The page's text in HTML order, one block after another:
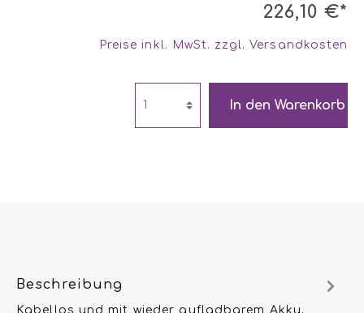
226,10 €*
Preise inkl. MwSt. zzgl. Versandkosten
In den Warenkorb
Beschreibung
Kabellos und mit wieder aufladbarem Akku.